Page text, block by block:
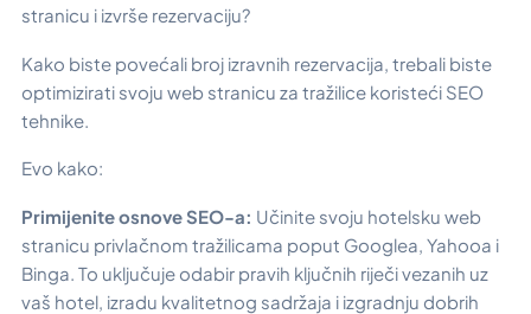
stranicu i izvrše rezervaciju?
Kako biste povećali broj izravnih rezervacija, trebali biste
optimizirati svoju web stranicu za tražilice koristeći SEO
tehnike.
Evo kako:
Primijenite osnove SEO-a: Učinite svoju hotelsku web
stranicu privlačnom tražilicama poput Googlea, Yahooa i
Binga. To uključuje odabir pravih ključnih riječi vezanih uz
vaš hotel, izradu kvalitetnog sadržaja i izgradnju dobrih